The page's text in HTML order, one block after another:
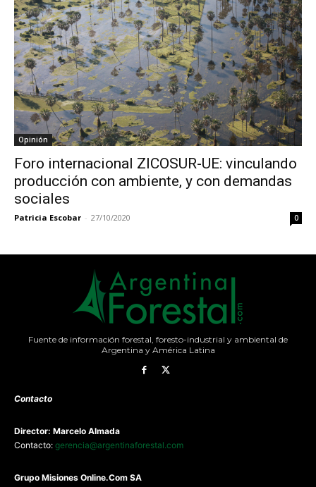
Opinión
Foro internacional ZICOSUR-UE: vinculando
producción con ambiente, y con demandas
sociales
Patricia Escobar - 27/10/2020 0
Fuente de información forestal, foresto-industrial y ambiental de
Argentina y América Latina
Contacto
Director: Marcelo Almada
Contacto: gerencia@argentinaforestal.com
Grupo Misiones Online.Com SA